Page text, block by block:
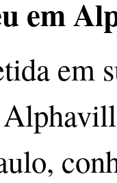
em
em